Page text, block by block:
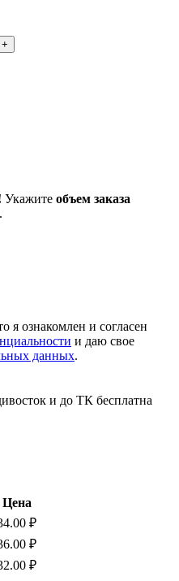
+
Укажите объем заказа
.
я ознакомлен и согласен
и даю свое
данных.
и до ТК бесплатна
Цена
₽
₽
₽